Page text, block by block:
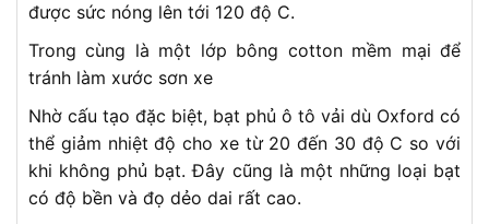
được sức nóng lên tới 120 độ C.
Trong cùng là một lớp bông cotton mềm mại để
tránh làm xước sơn xe
Nhờ cấu tạo đặc biệt, bạt phủ ô tô vải dù Oxford có
thể giảm nhiệt độ cho xe từ 20 đến 30 độ C so với
khi không phủ bạt. Đây cũng là một những loại bạt
có độ bền và đọ dẻo dai rất cao.